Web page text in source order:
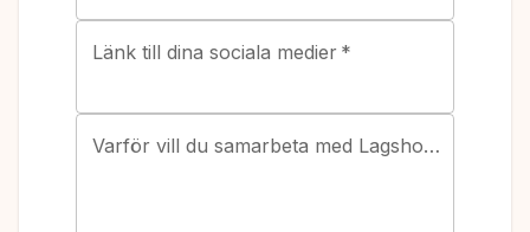
Länk till dina sociala medier *
Varför vill du samarbeta med Lagshoppen?